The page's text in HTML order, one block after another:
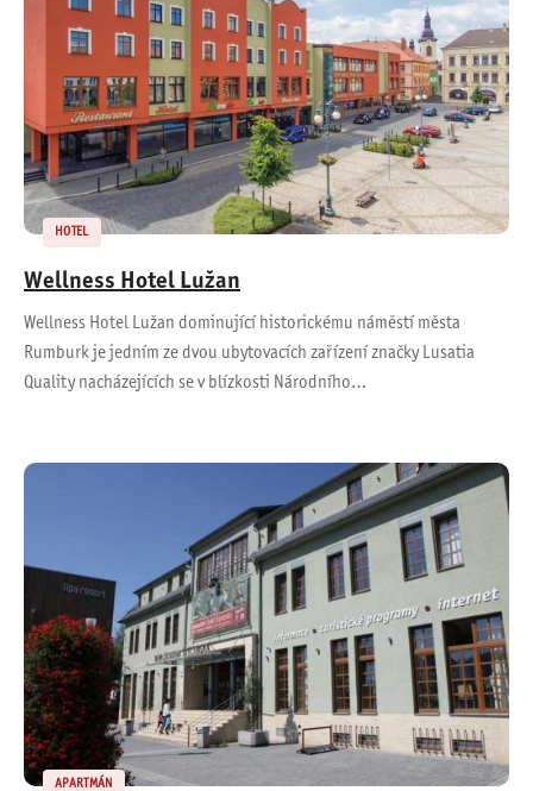
HOTEL
Wellness Hotel Lužan
Wellness Hotel Lužan dominující historickému náměstí města
Rumburk je jedním ze dvou ubytovacích zařízení značky Lusatia
Quality nacházejících se v blízkosti Národního…
APARTMÁN